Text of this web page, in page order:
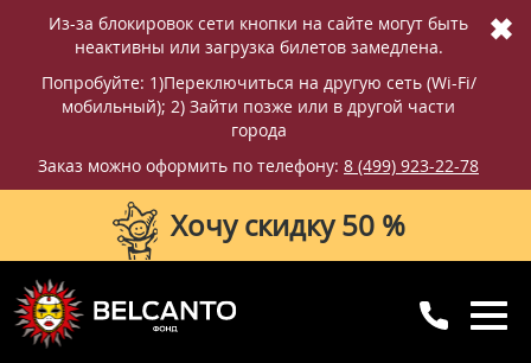
Из-за блокировок сети кнопки на сайте могут быть
неактивны или загрузка билетов замедлена.
Попробуйте: 1)Переключиться на другую сеть (Wi-Fi/
мобильный); 2) Зайти позже или в другой части
города
Заказ можно оформить по телефону: 8 (499) 923-22-78
✖
Хочу скидку 50 %